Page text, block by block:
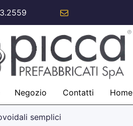
info@piccaspa.com
Negozio Contatti Home
semplici